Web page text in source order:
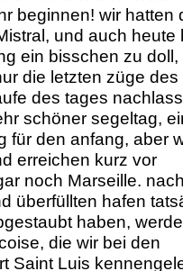
beginnen! wir hatten
und auch heute
ein bisschen zu doll,
die letzten züge des
des tages
schöner segeltag,
für den anfang, aber
erreichen kurz vor
noch Marseille.
überfüllten hafen
haben,
die wir bei den
Saint Luis